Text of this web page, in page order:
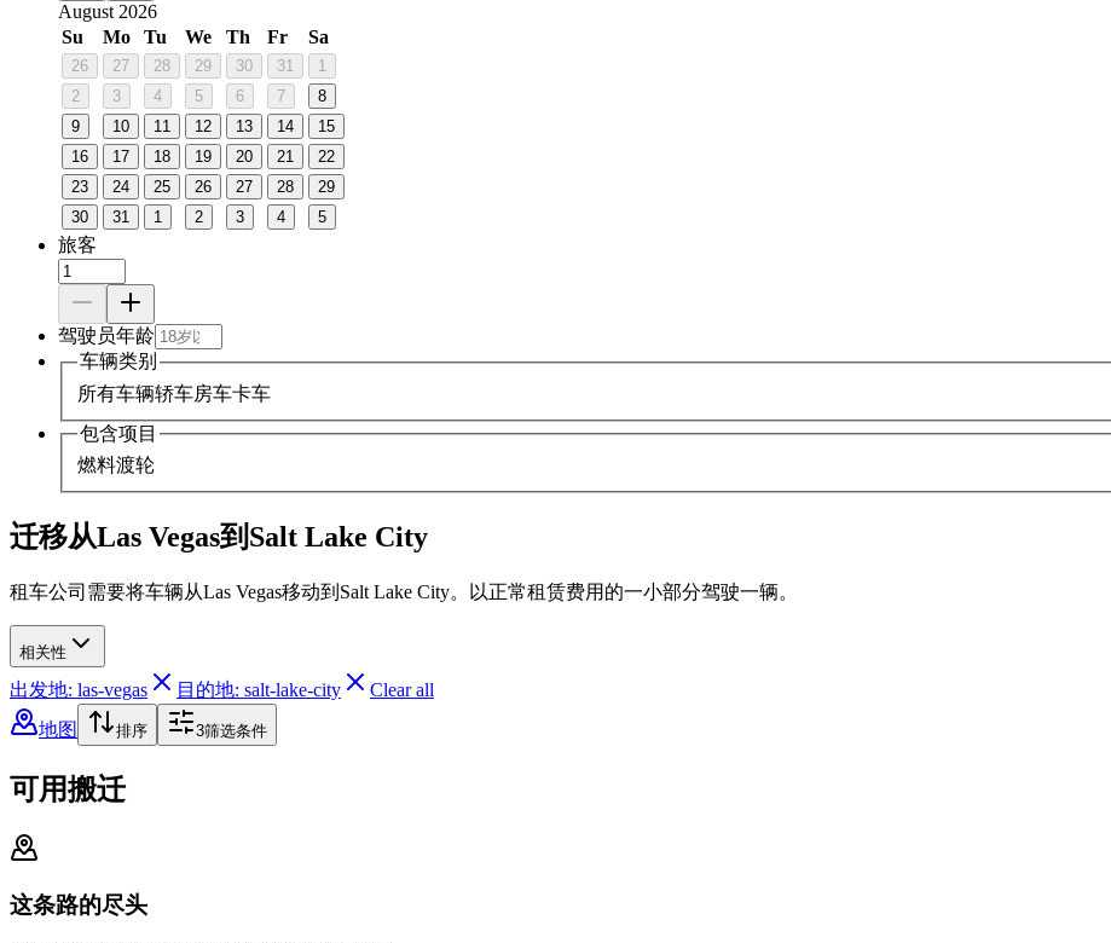
August 2026
Su
Mo Tu We Th Fr Sa
26 27 28 29 30 31
1
2
3 4 5 6 7
8
9
10 11 12 13 14
15
16
17 18 19 20 21
22
23
24 25 26 27 28
29
30
31 1 2 3 4 5
旅客
驾驶员年龄
车辆类别
所有车辆轿车房车卡车
包含项目
燃料渡轮
迁移从Las Vegas到Salt Lake City
租车公司需要将车辆从Las Vegas移动到Salt Lake City。以正常租赁费用的一小部分驾驶一辆。
相关性
出发地: las-vegas 目的地: salt-lake-city
Clear all
地图
排序 3筛选条件
可用搬迁
这条路的尽头